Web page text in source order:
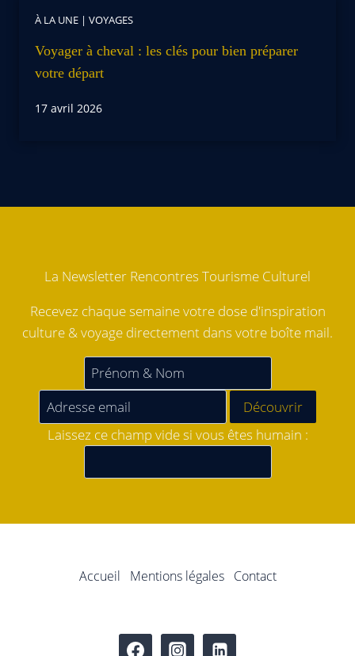
À LA UNE | VOYAGES
Voyager à cheval : les clés pour bien préparer
votre départ
17 avril 2026
La Newsletter Rencontres Tourisme Culturel
Recevez chaque semaine votre dose d'inspiration
culture & voyage directement dans votre boîte mail.
Laissez ce champ vide si vous êtes humain :
Accueil Mentions légales Contact